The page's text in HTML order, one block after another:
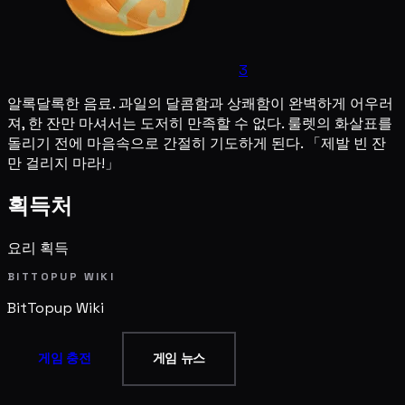
3
알록달록한 음료. 과일의 달콤함과 상쾌함이 완벽하게 어우러
져, 한 잔만 마셔서는 도저히 만족할 수 없다. 룰렛의 화살표를
돌리기 전에 마음속으로 간절히 기도하게 된다. 「제발 빈 잔
만 걸리지 마라!」
획득처
요리 획득
BITTOPUP WIKI
BitTopup Wiki
게임 충전 게임 뉴스